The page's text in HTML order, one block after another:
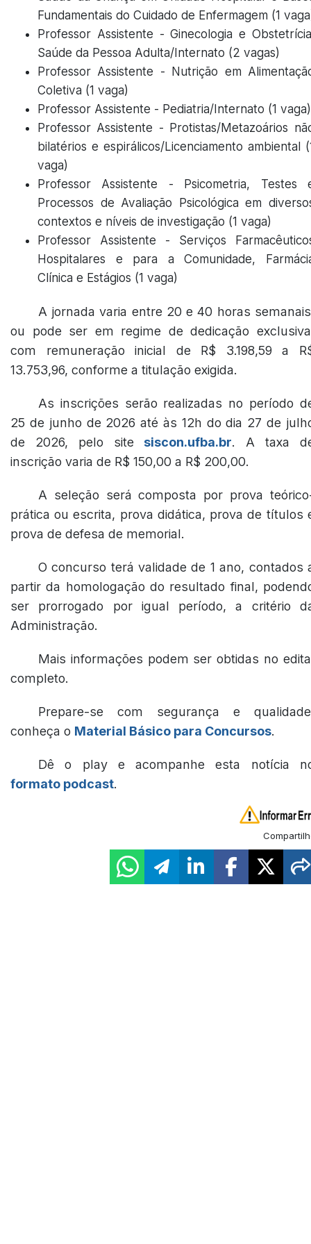
Fundamentais do Cuidado de Enfermagem (1
Professor Assistente - Ginecologia e
Saúde da Pessoa Adulta/Internato (2 vagas)
Professor Assistente - Nutrição em
Coletiva (1 vaga)
Professor Assistente - Pediatria/Internato (1 vaga)
Professor Assistente - Protistas/Metazoários
bilatérios e espirálicos/Licenciamento ambiental
vaga)
Professor Assistente - Psicometria, Testes
Processos de Avaliação Psicológica em
contextos e níveis de investigação (1 vaga)
Professor Assistente - Serviços
Hospitalares e para a Comunidade,
Clínica e Estágios (1 vaga)
A jornada varia entre 20 e 40 horas
ou pode ser em regime de dedicação
com remuneração inicial de R$ 3.198,59 a
13.753,96, conforme a titulação exigida.
As inscrições serão realizadas no período
25 de junho de 2026 até às 12h do dia 27 de
de 2026, pelo site siscon.ufba.br. A taxa
inscrição varia de R$ 150,00 a R$ 200,00.
A seleção será composta por prova
prática ou escrita, prova didática, prova de títulos
prova de defesa de memorial.
O concurso terá validade de 1 ano, contados
partir da homologação do resultado final,
ser prorrogado por igual período, a critério
Administração.
Mais informações podem ser obtidas no
completo.
Prepare-se com segurança e
conheça o Material Básico para Concursos.
Dê o play e acompanhe esta notícia
formato podcast.